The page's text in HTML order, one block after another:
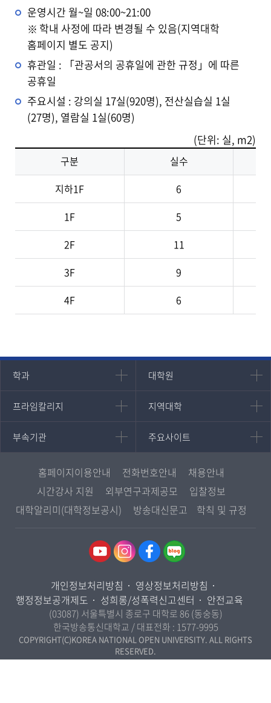
운영시간 월~일 08:00~21:00
학내 사정에 따라 변경될 수 있음(지역대학
홈페이지 별도 공지)
휴관일 : 「관공서의 공휴일에 관한 규정」에 따른
공휴일
주요시설 : 강의실 17실(920명), 전산실습실 1실
(27명), 열람실 1실(60명)
(단위: 실, m2)
구분
실수
지하1F
6
1F
5
2F
11
3F
9
4F
6
학과
인문과학대학
국어국문학과
영어영문학과
일본학과
사회과학대학
무역학과
미디어영상학과
도시콘텐츠·관광학과
사회복지연계전공
대학원
대학원
대학원
경영대학원
프라임칼리지
프라임칼리지
학사학위과정
평생교육과정
지역대학
지역대학
지역대학 포털
서울지역대학
대구경북지역대학
인천지역대학
광주전남지역대학
울산지역대학
경기지역대학
강원지역대학
충북지역대학
전북지역대학
경남지역대학
제주지역대학
부속기관
부속기관
중앙도서관
원격교육혁신연구원
통합인문학연구소
디지털미디어센터
국제협력단
산학협력단
주요사이트
주요사이트
멘토링
진로심리상담
교육정보화본부
국립대학육성사업
홈페이지이용안내 전화번호안내
채용안내
시간강사 지원
외부연구과제공모
입찰정보
대학알리미(대학정보공시)
방송대신문고 학칙 및 규정
개인정보처리방침
영상정보처리방침
행정정보공개제도
성희롱/성폭력신고센터 안전교육
(03087) 서울특별시 종로구 대학로 86 (동숭동)
한국방송통신대학교 / 대표전화 : 1577-9995
COPYRIGHT(C)KOREA NATIONAL OPEN UNIVERSITY. ALL RIGHTS
RESERVED.